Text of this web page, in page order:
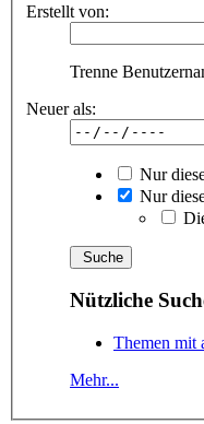
Erstellt von:
Trenne
Neuer als:
Nur
Nur
Nützliche
Themen mit
Mehr...